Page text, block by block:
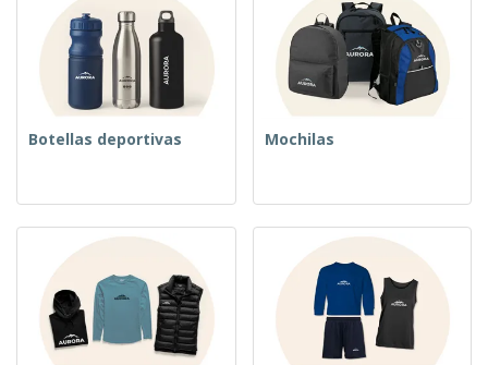
Botellas deportivas Mochilas